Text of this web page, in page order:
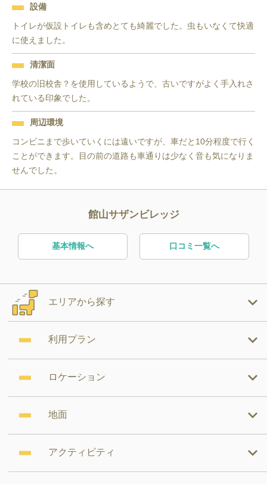
設備
トイレが仮設トイレも含めとても綺麗でした。虫もいなくて快適
に使えました。
清潔面
学校の旧校舎？を使用しているようで、古いですがよく手入れさ
れている印象でした。
周辺環境
コンビニまで歩いていくには遠いですが、車だと10分程度で行く
ことができます。目の前の道路も車通りは少なく音も気になりま
せんでした。
館山サザンビレッジ
基本情報へ 口コミ一覧へ
エリアから探す
利用プラン
ロケーション
地面
アクティビティ